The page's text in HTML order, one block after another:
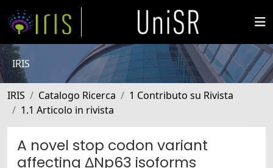
IRIS
IRIS Catalogo Ricerca
1 Contributo su Rivista
1.1 Articolo in rivista
A novel stop codon variant
affecting ΔNp63 isoforms